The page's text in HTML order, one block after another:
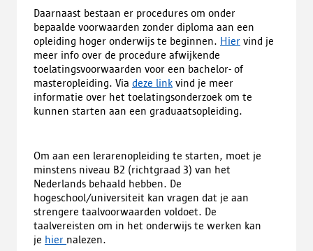
Daarnaast bestaan er procedures om onder
bepaalde voorwaarden zonder diploma aan een
opleiding hoger onderwijs te beginnen. Hier vind je
meer info over de procedure afwijkende
toelatingsvoorwaarden voor een bachelor- of
masteropleiding. Via deze link vind je meer
informatie over het toelatingsonderzoek om te
kunnen starten aan een graduaatsopleiding.
Om aan een lerarenopleiding te starten, moet je
minstens niveau B2 (richtgraad 3) van het
Nederlands behaald hebben. De
hogeschool/universiteit kan vragen dat je aan
strengere taalvoorwaarden voldoet. De
taalvereisten om in het onderwijs te werken kan
je hier nalezen.